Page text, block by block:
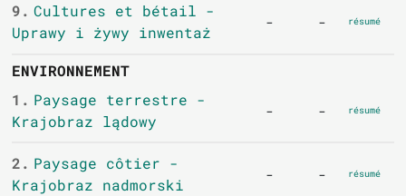
9. Cultures et bétail -
Uprawy i żywy inwentaż
- - résumé
ENVIRONNEMENT
1. Paysage terrestre -
Krajobraz lądowy
- - résumé
2. Paysage côtier -
Krajobraz nadmorski
- - résumé